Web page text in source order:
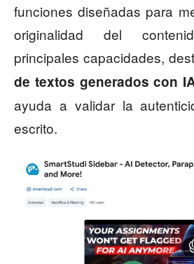
funciones diseñadas para
originalidad del
principales capacidades,
de textos generados con
ayuda a validar la
escrito.